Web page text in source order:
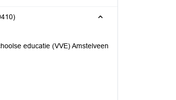
educatie (VVE) Amstelveen